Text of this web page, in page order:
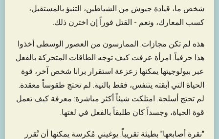
شخص ما، قيادة جيوش من الشياطين، التنبؤ بالمستقبل،
كسب المعارك، ونعم - القتل فوراً إن اخترن ذلك.
هذه لم تكن مجازات. الممارسون من العصور الوسطى أخذوا
هذا حرفياً. امرأة عرفت كيف توجه الطاقات المتحركة بالفعل
عبر بيولوجيتها يمكنها زعزعة استقرار برانا شخص آخر، قوة
الحياة التي أبقته يتنفس، فقط بالنية. لم تحتج طقوساً معقدة.
لم تحتج أسلحة. امتلكت شيئاً أكثر مباشرة: معرفة كيف تعمل
قوة الحياة، وجسداً كان طليقاً بالفعل في لغتها.
"نقرة أصابعها" بطيئة تقريباً. يوغيني مُكرسة يمكنها أن تُقرر